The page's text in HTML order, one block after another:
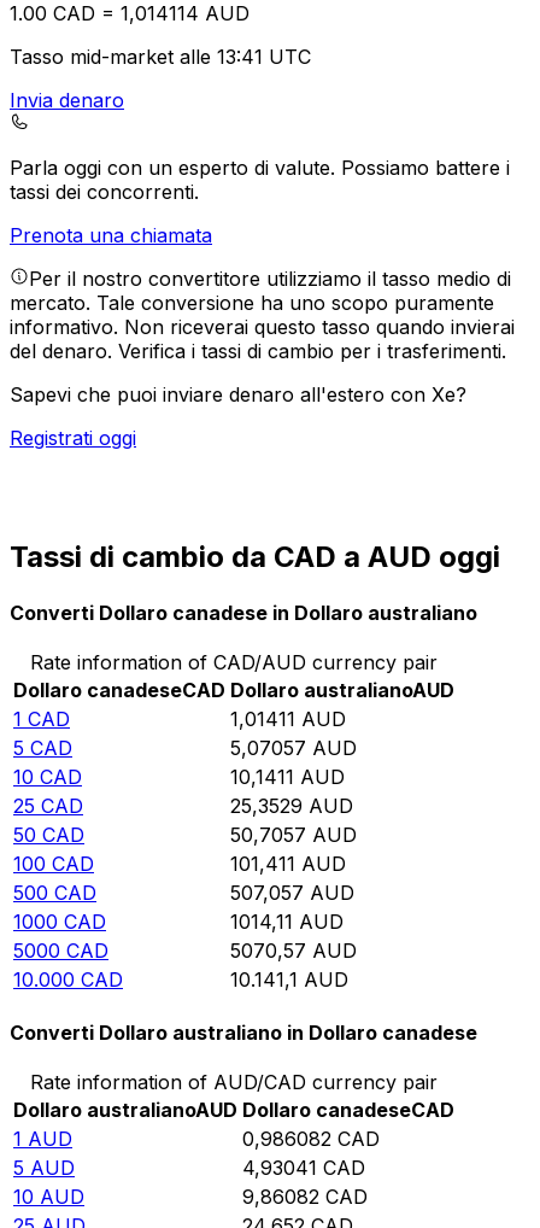
1.00 CAD = 1,014114 AUD
Tasso mid-market alle 13:41 UTC
Invia denaro
Parla oggi con un esperto di valute. Possiamo battere i
tassi dei concorrenti.
Prenota una chiamata
Per il nostro convertitore utilizziamo il tasso medio di
mercato. Tale conversione ha uno scopo puramente
informativo. Non riceverai questo tasso quando invierai
del denaro. Verifica i tassi di cambio per i trasferimenti.
Sapevi che puoi inviare denaro all'estero con Xe?
Registrati oggi
Tassi di cambio da CAD a AUD oggi
Converti Dollaro canadese in Dollaro australiano
Rate information of CAD/AUD currency pair
Dollaro canadeseCAD Dollaro australianoAUD
1 CAD 1,01411 AUD
5 CAD 5,07057 AUD
10 CAD 10,1411 AUD
25 CAD 25,3529 AUD
50 CAD 50,7057 AUD
100 CAD 101,411 AUD
500 CAD 507,057 AUD
1000 CAD 1014,11 AUD
5000 CAD 5070,57 AUD
10.000 CAD 10.141,1 AUD
Converti Dollaro australiano in Dollaro canadese
Rate information of AUD/CAD currency pair
Dollaro australianoAUD Dollaro canadeseCAD
1 AUD 0,986082 CAD
5 AUD 4,93041 CAD
10 AUD 9,86082 CAD